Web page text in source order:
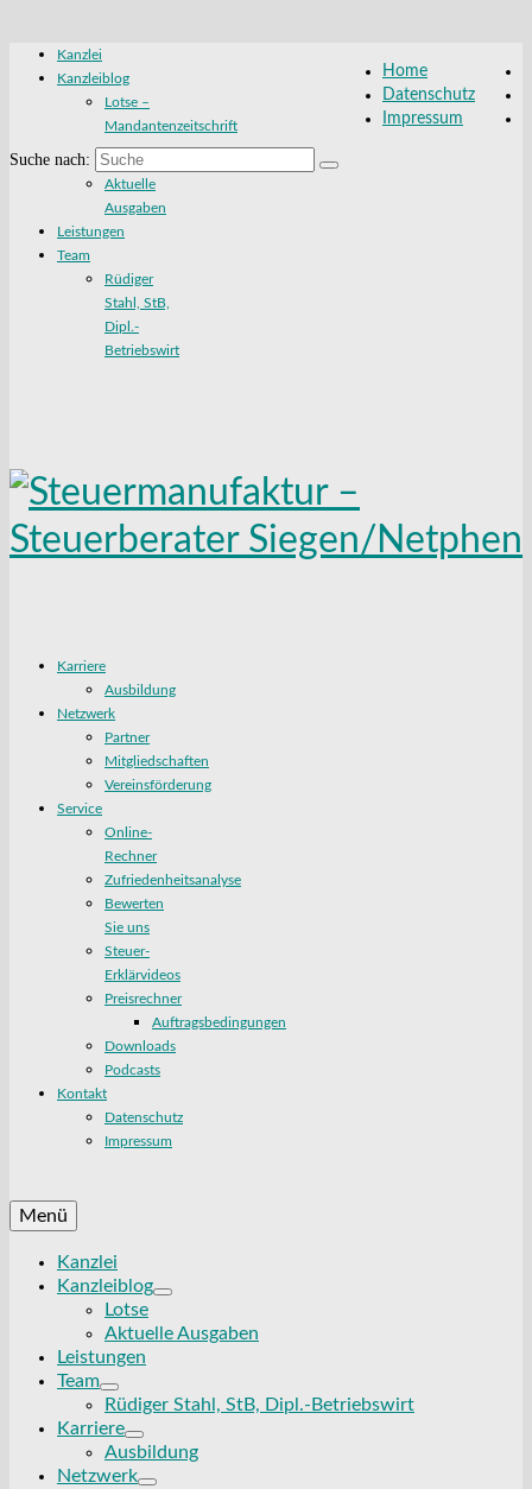
Home
Datenschutz
Impressum
Suche nach:
Kanzlei
Kanzleiblog
Lotse –
Mandantenzeitschrift
Aktuelle
Ausgaben
Leistungen
Team
Rüdiger
Stahl, StB,
Dipl.-
Betriebswirt
Karriere
Ausbildung
Netzwerk
Partner
Mitgliedschaften
Vereinsförderung
Service
Online-
Rechner
Zufriedenheitsanalyse
Bewerten
Sie uns
Steuer-
Erklärvideos
Preisrechner
Auftragsbedingungen
Downloads
Podcasts
Kontakt
Datenschutz
Impressum
Menü
Kanzlei
Kanzleiblog
Lotse
Aktuelle Ausgaben
Leistungen
Team
Rüdiger Stahl, StB, Dipl.-Betriebswirt
Karriere
Ausbildung
Netzwerk